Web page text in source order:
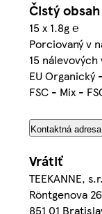
Čistý obsah
15 x 1.8g ℮
Porciovaný v
15
EU Organický
FSC - Mix -
Kontaktná adresa
Vrátiť
TEEKANNE,
Röntgenova 26
851 01